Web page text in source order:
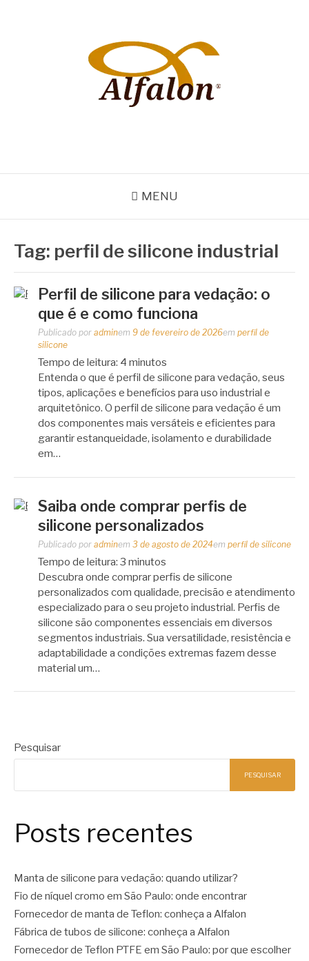
MENU
Tag: perfil de silicone industrial
Perfil de silicone para vedação: o
que é e como funciona
Publicado por adminem 9 de fevereiro de 2026em perfil de
silicone
Tempo de leitura: 4 minutos
Entenda o que é perfil de silicone para vedação, seus
tipos, aplicações e benefícios para uso industrial e
arquitetônico. O perfil de silicone para vedação é um
dos componentes mais versáteis e eficientes para
garantir estanqueidade, isolamento e durabilidade
em…
Saiba onde comprar perfis de
silicone personalizados
Publicado por adminem 3 de agosto de 2024em perfil de silicone
Tempo de leitura: 3 minutos
Descubra onde comprar perfis de silicone
personalizados com qualidade, precisão e atendimento
especializado para o seu projeto industrial. Perfis de
silicone são componentes essenciais em diversos
segmentos industriais. Sua versatilidade, resistência e
adaptabilidade a condições extremas fazem desse
material um…
Pesquisar
PESQUISAR
Posts recentes
Manta de silicone para vedação: quando utilizar?
Fio de níquel cromo em São Paulo: onde encontrar
Fornecedor de manta de Teflon: conheça a Alfalon
Fábrica de tubos de silicone: conheça a Alfalon
Fornecedor de Teflon PTFE em São Paulo: por que escolher